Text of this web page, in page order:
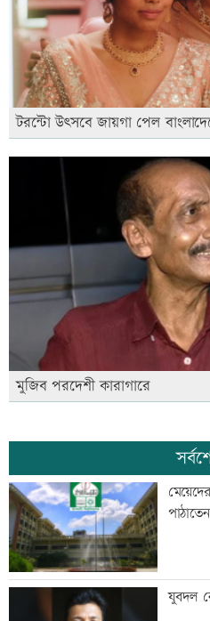
টরন্টো উৎসবে জায়গা পেল
মুজিব পরদেশী কারাগারে
যুবদল